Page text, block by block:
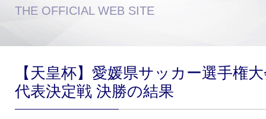
試合日程・結果
THE OFFICIAL WEB SITE
【天皇杯】愛媛県サッカー選手権
代表決定戦 決勝の結果